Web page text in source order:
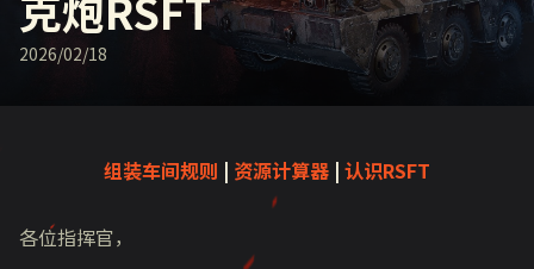
2026/02/18
组装车间规则 | 资源计算器 | 认识RSFT
各位指挥官，